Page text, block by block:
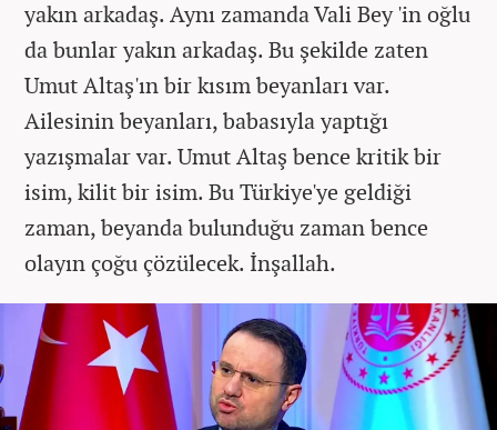
yakın arkadaş. Aynı zamanda Vali Bey 'in oğlu
da bunlar yakın arkadaş. Bu şekilde zaten
Umut Altaş'ın bir kısım beyanları var.
Ailesinin beyanları, babasıyla yaptığı
yazışmalar var. Umut Altaş bence kritik bir
isim, kilit bir isim. Bu Türkiye'ye geldiği
zaman, beyanda bulunduğu zaman bence
olayın çoğu çözülecek. İnşallah.